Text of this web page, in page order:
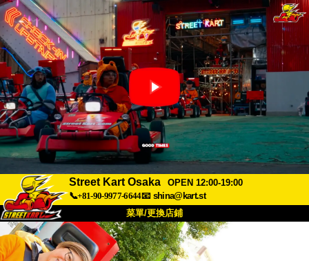
Street Kart Osaka
OPEN 12:00-19:00
📞+81-90-9977-6644📧 shina@kart.st
菜單/更換店鋪
首頁